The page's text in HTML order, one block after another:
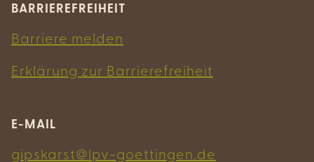
BARRIEREFREIHEIT
Barriere melden
Erklärung zur Barrierefreiheit
E-MAIL
gipskarst@lpv-goettingen.de